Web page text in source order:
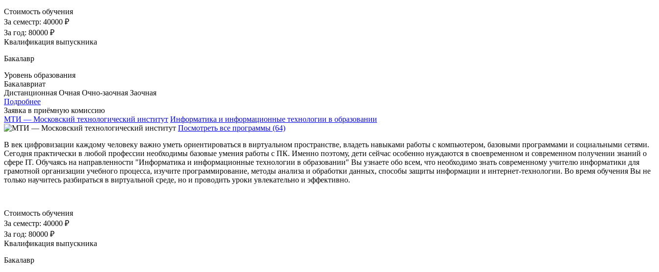
Стоимость обучения
За семестр: 40000 ₽
За год: 80000 ₽
Квалификация выпускника
Бакалавр
Уровень образования
Бакалавриат
Дистанционная Очная Очно-заочная Заочная
Подробнее
Заявка в приёмную комиссию
МТИ — Московский технологический институт Информатика и информационные технологии в образовании
Посмотреть все программы (64)
В век цифровизации каждому человеку важно уметь ориентироваться в виртуальном пространстве, владеть навыками работы с компьютером, базовыми программами и социальными сетями.
Сегодня практически в любой профессии необходимы базовые умения работы с ПК. Именно поэтому, дети сейчас особенно нуждаются в своевременном и современном получении знаний о
сфере IT. Обучаясь на направленности "Информатика и информационные технологии в образовании" Вы узнаете обо всем, что необходимо знать современному учителю информатики для
грамотной организации учебного процесса, изучите программирование, методы анализа и обработки данных, способы защиты информации и интернет-технологии. Во время обучения Вы не
только научитесь разбираться в виртуальной среде, но и проводить уроки увлекательно и эффективно.
Стоимость обучения
За семестр: 40000 ₽
За год: 80000 ₽
Квалификация выпускника
Бакалавр